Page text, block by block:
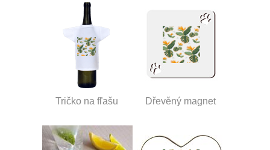
Tričko na fľašu Dřevěný magnet